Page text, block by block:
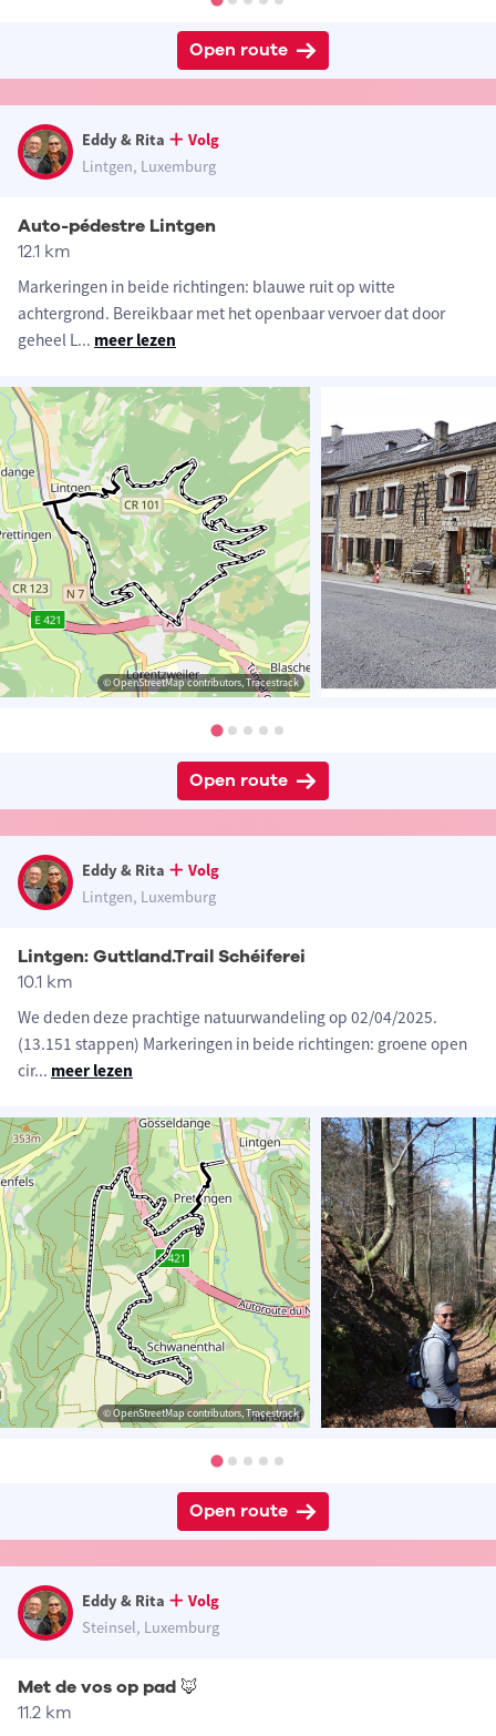
Open route
Eddy & Rita
Volg
Lintgen, Luxemburg
Auto-pédestre Lintgen
12.1 km
Markeringen in beide richtingen: blauwe ruit op witte
achtergrond. Bereikbaar met het openbaar vervoer dat door
geheel L... meer lezen
© OpenStreetMap contributors, Tracestrack
Open route
Eddy & Rita
Volg
Lintgen, Luxemburg
Lintgen: Guttland.Trail Schéiferei
10.1 km
We deden deze prachtige natuurwandeling op 02/04/2025.
(13.151 stappen) Markeringen in beide richtingen: groene open
cir... meer lezen
© OpenStreetMap contributors, Tracestrack
Open route
Eddy & Rita
Volg
Steinsel, Luxemburg
Met de vos op pad 🦊
11.2 km